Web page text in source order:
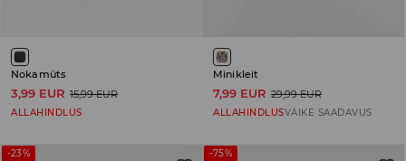
Nokamüts
3,99 EUR 15,99 EUR
ALLAHINDLUS
Minikleit
7,99 EUR 29,99 EUR
ALLAHINDLUSVÄIKE SAADAVUS
-23% -75%